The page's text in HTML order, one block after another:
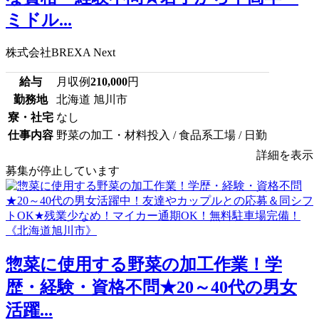
ミドル...
株式会社BREXA Next
給与 月収例210,000円
勤務地
北海道 旭川市
寮・社宅 なし
仕事内容 野菜の加工・材料投入 / 食品系工場 / 日勤
詳細を表示
募集が停止しています
惣菜に使用する野菜の加工作業！学
歴・経験・資格不問★20～40代の男女
活躍...